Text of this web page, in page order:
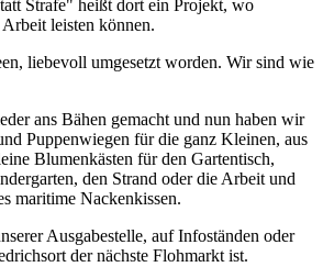
Strafe" heißt dort ein Projekt, wo
leisten können.
liebevoll umgesetzt worden. Wir sind wie
ans Bähen gemacht und nun haben wir
Puppenwiegen für die ganz Kleinen, aus
Blumenkästen für den Gartentisch,
den Strand oder die Arbeit und
maritime Nackenkissen.
Ausgabestelle, auf Infoständen oder
der nächste Flohmarkt ist.